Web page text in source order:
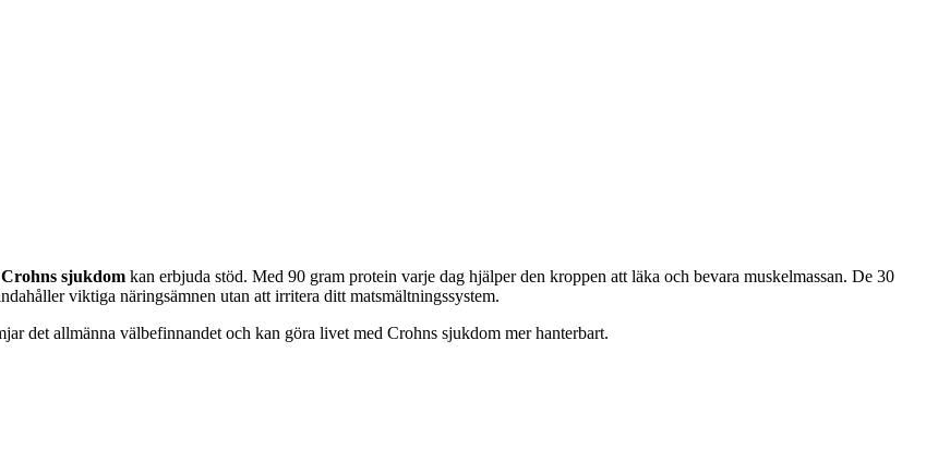
sjukdom kan erbjuda stöd. Med 90 gram protein varje dag hjälper den kroppen att läka och bevara muskelmassan. De 30
viktiga näringsämnen utan att irritera ditt matsmältningssystem.
det allmänna välbefinnandet och kan göra livet med Crohns sjukdom mer hanterbart.